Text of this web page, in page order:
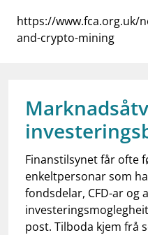
mail_outlineKontakt oss
notifications_none Abonner på
https://www.fca.org.uk/
and-crypto-mining
Finanstilsynet får ofte
enkeltpersonar som
fondsdelar, CFD-ar og
post. Tilboda kjem frå